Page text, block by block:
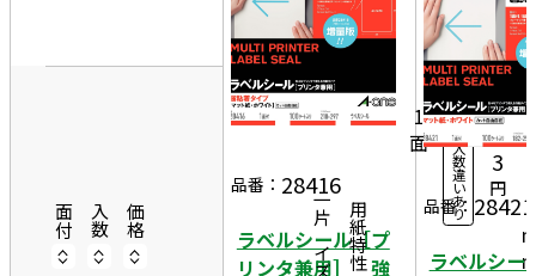
面付 入数 価格 一片サイズ用紙特性
品番： 28416
ラベルシール［プ
リンタ兼用］ 強
1
面
10
0シ
ー
ト
入
数
違
い
あ
り
5,
6
4
3
円
1
0
2
7
品番： 28421
ラベルシー